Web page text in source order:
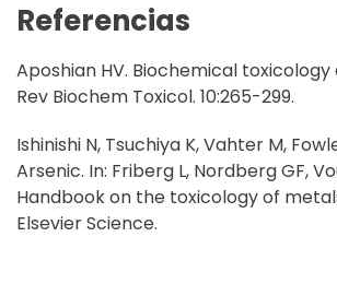
Referencias
Aposhian HV. Biochemical toxicology
Rev Biochem Toxicol. 10:265-299.
Ishinishi N, Tsuchiya K, Vahter M,
Arsenic. In: Friberg L, Nordberg GF,
Handbook on the toxicology of
Elsevier Science.